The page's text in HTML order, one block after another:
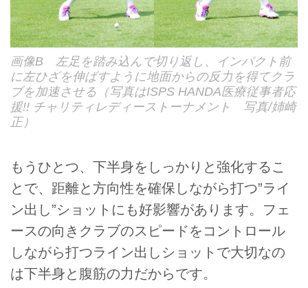
画像B 左足を踏み込んで切り返し、インパクト前
に左ひざを伸ばすように地面からの反力を得てクラ
ブを加速させる（写真はISPS HANDA医療従事者応
援!! チャリティレディーストーナメント 写真/姉崎
正）
もうひとつ、下半身をしっかりと強化するこ
とで、距離と方向性を確保しながら打つ”ライ
ン出し”ショットにも好影響があります。フェ
ースの向きクラブのスピードをコントロール
しながら打つライン出しショットで大切なの
は下半身と腹筋の力だからです。